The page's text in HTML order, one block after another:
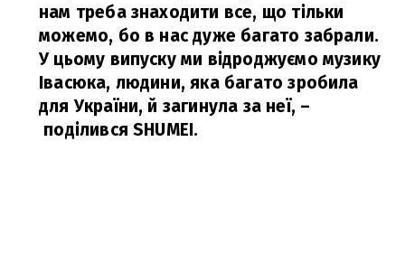
нам треба знаходити все, що тільки
можемо, бо в нас дуже багато забрали.
У цьому випуску ми відроджуємо музику
Івасюка, людини, яка багато зробила
для України, й загинула за неї, –
поділився SHUMEI.